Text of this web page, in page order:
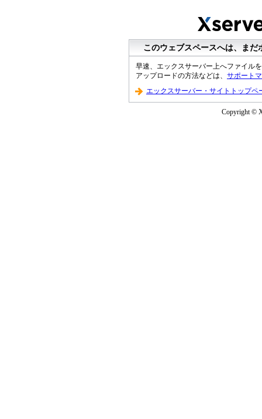
このウェブスペースへは、ま
早速、エックスサーバー上へファイル
アップロードの方法などは、 サポート
エックスサーバー・サイトトップペ
Copyright ©